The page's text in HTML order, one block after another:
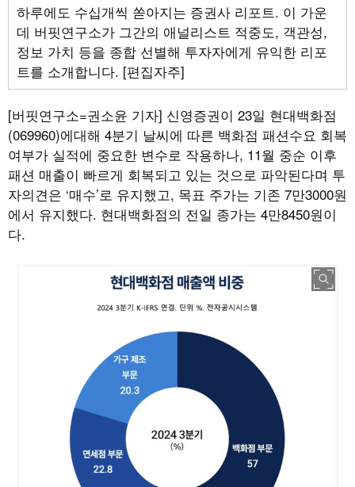
하루에도 수십개씩 쏟아지는 증권사 리포트. 이 가운
데 버핏연구소가 그간의 애널리스트 적중도, 객관성,
정보 가치 등을 종합 선별해 투자자에게 유익한 리포
트를 소개합니다. [편집자주]
[버핏연구소=권소윤 기자] 신영증권이 23일 현대백화점
(069960)에대해 4분기 날씨에 따른 백화점 패션수요 회복
여부가 실적에 중요한 변수로 작용하나, 11월 중순 이후
패션 매출이 빠르게 회복되고 있는 것으로 파악된다며 투
자의견은 ‘매수’로 유지했고, 목표 주가는 기존 7만3000원
에서 유지했다. 현대백화점의 전일 종가는 4만8450원이
다.